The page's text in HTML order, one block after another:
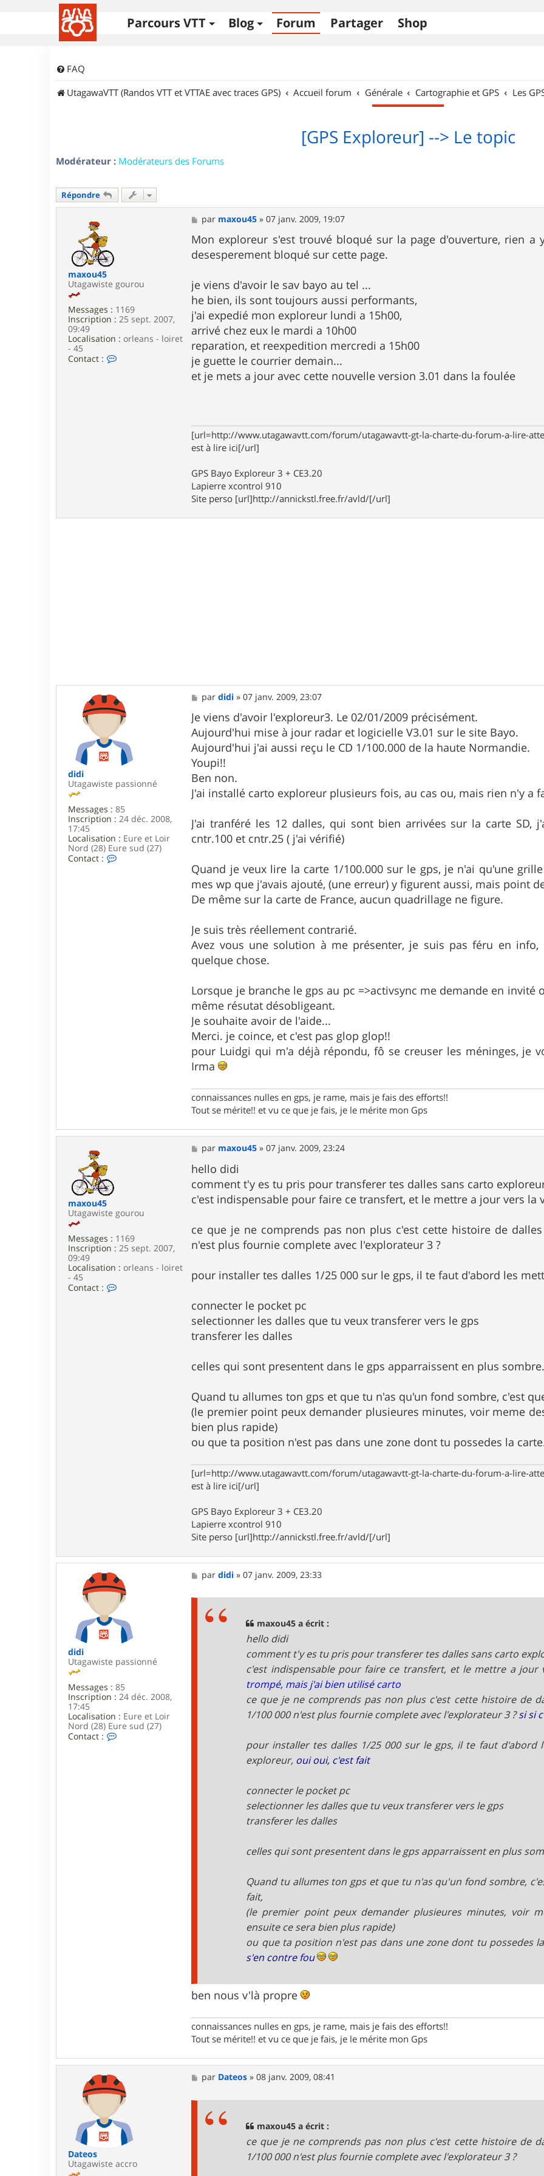
Parcours VTT Blog Forum Partager Shop
FAQ
UtagawaVTT (Randos VTT et VTTAE avec traces GPS)
Accueil forum Générale Cartographie et GPS Les
[GPS Exploreur] --> Le topic
Modérateur : Modérateurs des Forums
Répondre
maxou45
Utagawiste gourou
Messages : 1169
Inscription : 25 sept. 2007,
09:49
Localisation : orleans - loiret
- 45
Contact :
M
e
s
s
a
par maxou45 »07 janv. 2009, 19:07
Mon exploreur s'est trouvé bloqué sur la page d'ouverture, rien
desesperement bloqué sur cette page.
je viens d'avoir le sav bayo au tel ...
he bien, ils sont toujours aussi performants,
j'ai expedié mon exploreur lundi a 15h00,
arrivé chez eux le mardi a 10h00
reparation, et reexpedition mercredi a 15h00
je guette le courrier demain...
et je mets a jour avec cette nouvelle version 3.01 dans la foulée
[url=http://www.utagawavtt.com/forum/utagawavtt-gt-la-charte-du-forum-a-lire-
est à lire ici[/url]
GPS Bayo Exploreur 3 + CE3.20
Lapierre xcontrol 910
Site perso [url]http://annickstl.free.fr/avld/[/url]
didi
Utagawiste passionné
Messages : 85
Inscription : 24 déc. 2008,
17:45
Localisation : Eure et Loir
Nord (28) Eure sud (27)
Contact :
M
e
s
s
a
g
e
pardidi »07 janv. 2009, 23:07
Je viens d'avoir l'exploreur3. Le 02/01/2009 précisément.
Aujourd'hui mise à jour radar et logicielle V3.01 sur le site Bayo.
Aujourd'hui j'ai aussi reçu le CD 1/100.000 de la haute Normandie.
Youpi!!
Ben non.
J'ai installé carto exploreur plusieurs fois, au cas ou, mais rien n'y a
J'ai tranféré les 12 dalles, qui sont bien arrivées sur la carte SD,
cntr.100 et cntr.25 ( j'ai vérifié)
Quand je veux lire la carte 1/100.000 sur le gps, je n'ai qu'une
mes wp que j'avais ajouté, (une erreur) y figurent aussi, mais point
De même sur la carte de France, aucun quadrillage ne figure.
Je suis très réellement contrarié.
Avez vous une solution à me présenter, je suis pas féru en
quelque chose.
Lorsque je branche le gps au pc =>activsync me demande en invité
même résutat désobligeant.
Je souhaite avoir de l'aide...
Merci. je coince, et c'est pas glop glop!!
pour Luidgi qui m'a déjà répondu, fô se creuser les méninges, je
Irma
connaissances nulles en gps, je rame, mais je fais des efforts!!
Tout se mérite!! et vu ce que je fais, je le mérite mon Gps
maxou45
Utagawiste gourou
Messages : 1169
Inscription : 25 sept. 2007,
09:49
Localisation : orleans - loiret
- 45
Contact :
M
e
s
s
a
g
e
par maxou45 »07 janv. 2009, 23:24
hello didi
comment t'y es tu pris pour transferer tes dalles sans carto
c'est indispensable pour faire ce transfert, et le mettre a jour vers la
ce que je ne comprends pas non plus c'est cette histoire de
n'est plus fournie complete avec l'explorateur 3 ?
pour installer tes dalles 1/25 000 sur le gps, il te faut d'abord les
connecter le pocket pc
selectionner les dalles que tu veux transferer vers le gps
transferer les dalles
celles qui sont presentent dans le gps apparraissent en plus
Quand tu allumes ton gps et que tu n'as qu'un fond sombre, c'est
(le premier point peux demander plusieures minutes, voir meme
bien plus rapide)
ou que ta position n'est pas dans une zone dont tu possedes la
[url=http://www.utagawavtt.com/forum/utagawavtt-gt-la-charte-du-forum-a-lire-
est à lire ici[/url]
GPS Bayo Exploreur 3 + CE3.20
Lapierre xcontrol 910
Site perso [url]http://annickstl.free.fr/avld/[/url]
didi
Utagawiste passionné
Messages : 85
Inscription : 24 déc. 2008,
17:45
Localisation : Eure et Loir
Nord (28) Eure sud (27)
Contact :
M
e
pardidi »07 janv. 2009, 23:33
maxou45 a écrit :
hello didi
comment t'y es tu pris pour transferer tes dalles sans carto
c'est indispensable pour faire ce transfert, et le mettre a jour
trompé, mais j'ai bien utilisé carto
ce que je ne comprends pas non plus c'est cette histoire de
1/100 000 n'est plus fournie complete avec l'explorateur 3 ?si si
pour installer tes dalles 1/25 000 sur le gps, il te faut d'abord
exploreur, oui oui, c'est fait
connecter le pocket pc
selectionner les dalles que tu veux transferer vers le gps
transferer les dalles
celles qui sont presentent dans le gps apparraissent en plus
Quand tu allumes ton gps et que tu n'as qu'un fond sombre,
fait,
(le premier point peux demander plusieures minutes, voir
ensuite ce sera bien plus rapide)
ou que ta position n'est pas dans une zone dont tu possedes
s'en contre fou
ben nous v'là propre
connaissances nulles en gps, je rame, mais je fais des efforts!!
Tout se mérite!! et vu ce que je fais, je le mérite mon Gps
Dateos
Utagawiste accro
M
e
par Dateos »08 janv. 2009, 08:41
maxou45 a écrit :
ce que je ne comprends pas non plus c'est cette histoire de
1/100 000 n'est plus fournie complete avec l'explorateur 3 ?